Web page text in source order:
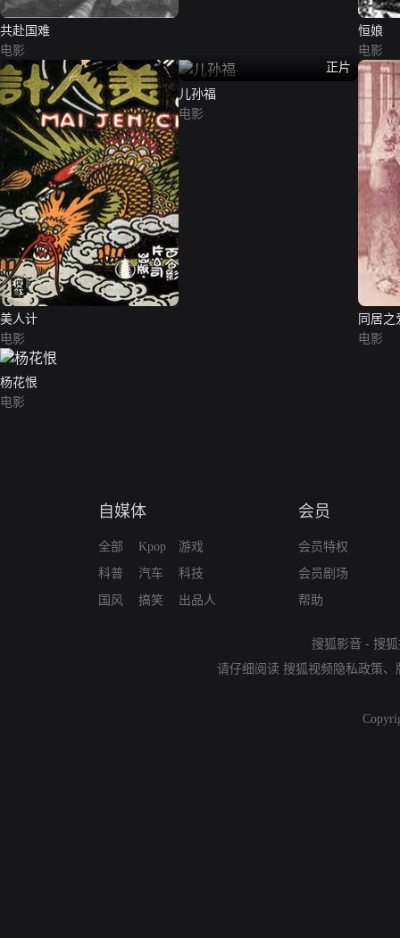
共赴国难
电影
恒娘
电影
美人计
电影
正片
儿孙福
电影
同居之
电影
杨花恨
电影
自媒体
全部
科普
国风
Kpop
汽车
搞笑
游戏
科技
出品人
会员
会员特权
会员剧场
帮助
搜狐影音 - 搜
请仔细阅读 搜狐视频隐私政策、